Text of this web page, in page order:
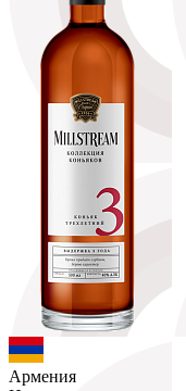
Армения